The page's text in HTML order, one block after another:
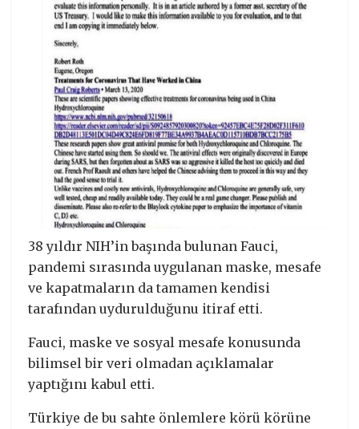
38 yıldır NIH’in başında bulunan Fauci,
pandemi sırasında uygulanan maske, mesafe
ve kapatmaların da tamamen kendisi
tarafından uydurulduğunu itiraf etti.
Fauci, maske ve sosyal mesafe konusunda
bilimsel bir veri olmadan açıklamalar
yaptığını kabul etti.
Türkiye de bu sahte önlemlere körü körüne